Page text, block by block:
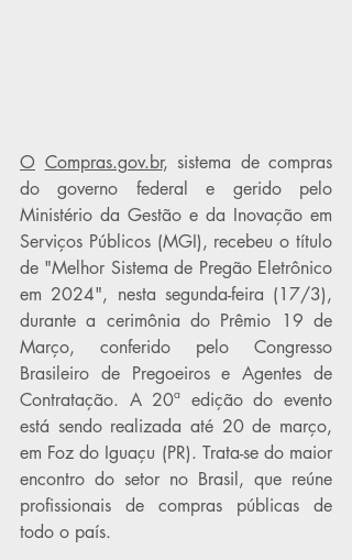
O Compras.gov.br, sistema de compras
do governo federal e gerido pelo
Ministério da Gestão e da Inovação em
Serviços Públicos (MGI), recebeu o título
de "Melhor Sistema de Pregão Eletrônico
em 2024", nesta segunda-feira (17/3),
durante a cerimônia do Prêmio 19 de
Março, conferido pelo Congresso
Brasileiro de Pregoeiros e Agentes de
Contratação. A 20ª edição do evento
está sendo realizada até 20 de março,
em Foz do Iguaçu (PR). Trata-se do maior
encontro do setor no Brasil, que reúne
profissionais de compras públicas de
todo o país.